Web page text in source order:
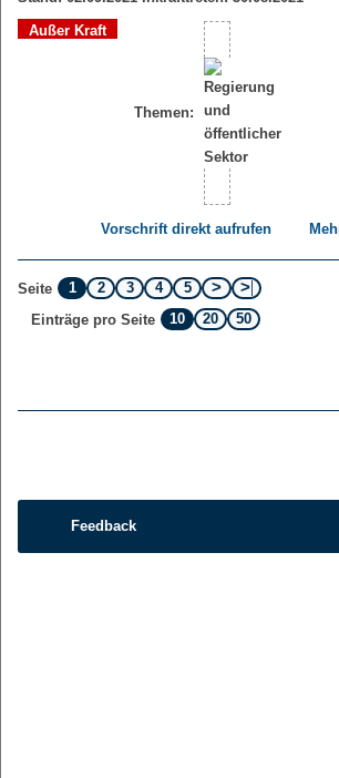
Außer Kraft
Themen:
Vorschrift direkt aufrufen
Seite 1 2 3 4
5
Einträge pro Seite
10 20 50
Feedback